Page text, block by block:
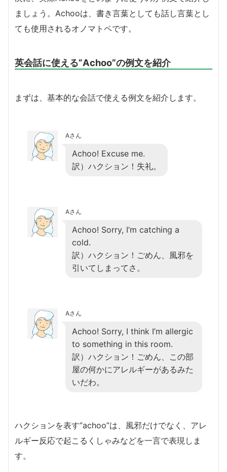
ましょう。Achooは、書き言葉としても話し言葉とし
ても使用されるオノマトペです。
英会話に使える”Achoo”の例文を紹介
まずは、基本的な会話で使える例文を紹介します。
Aさん
Achoo! Excuse me.
訳）ハクション！失礼。
Aさん
Achoo! Sorry, I’m catching a
cold.
訳）ハクション！ごめん、風邪を
引いてしまってさ。
Aさん
Achoo! Sorry, I think I’m allergic
to something in this room.
訳）ハクション！ごめん、この部
屋の何かにアレルギーがあるみた
いだわ。
ハクションを表す”achoo”は、風邪だけでなく、アレ
ルギー反応で起こるくしゃみなどを一言で表現しま
す。